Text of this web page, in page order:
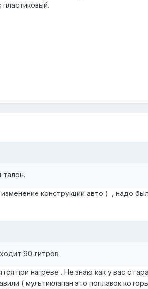
талон.
конструкции авто ) , надо
90 литров
при нагреве . Не знаю как у вас с
( мультиклапан это поплавок